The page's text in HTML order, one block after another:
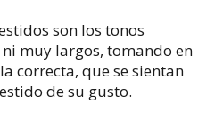
son los tonos
muy largos, tomando en
correcta, que se sientan
de su gusto.